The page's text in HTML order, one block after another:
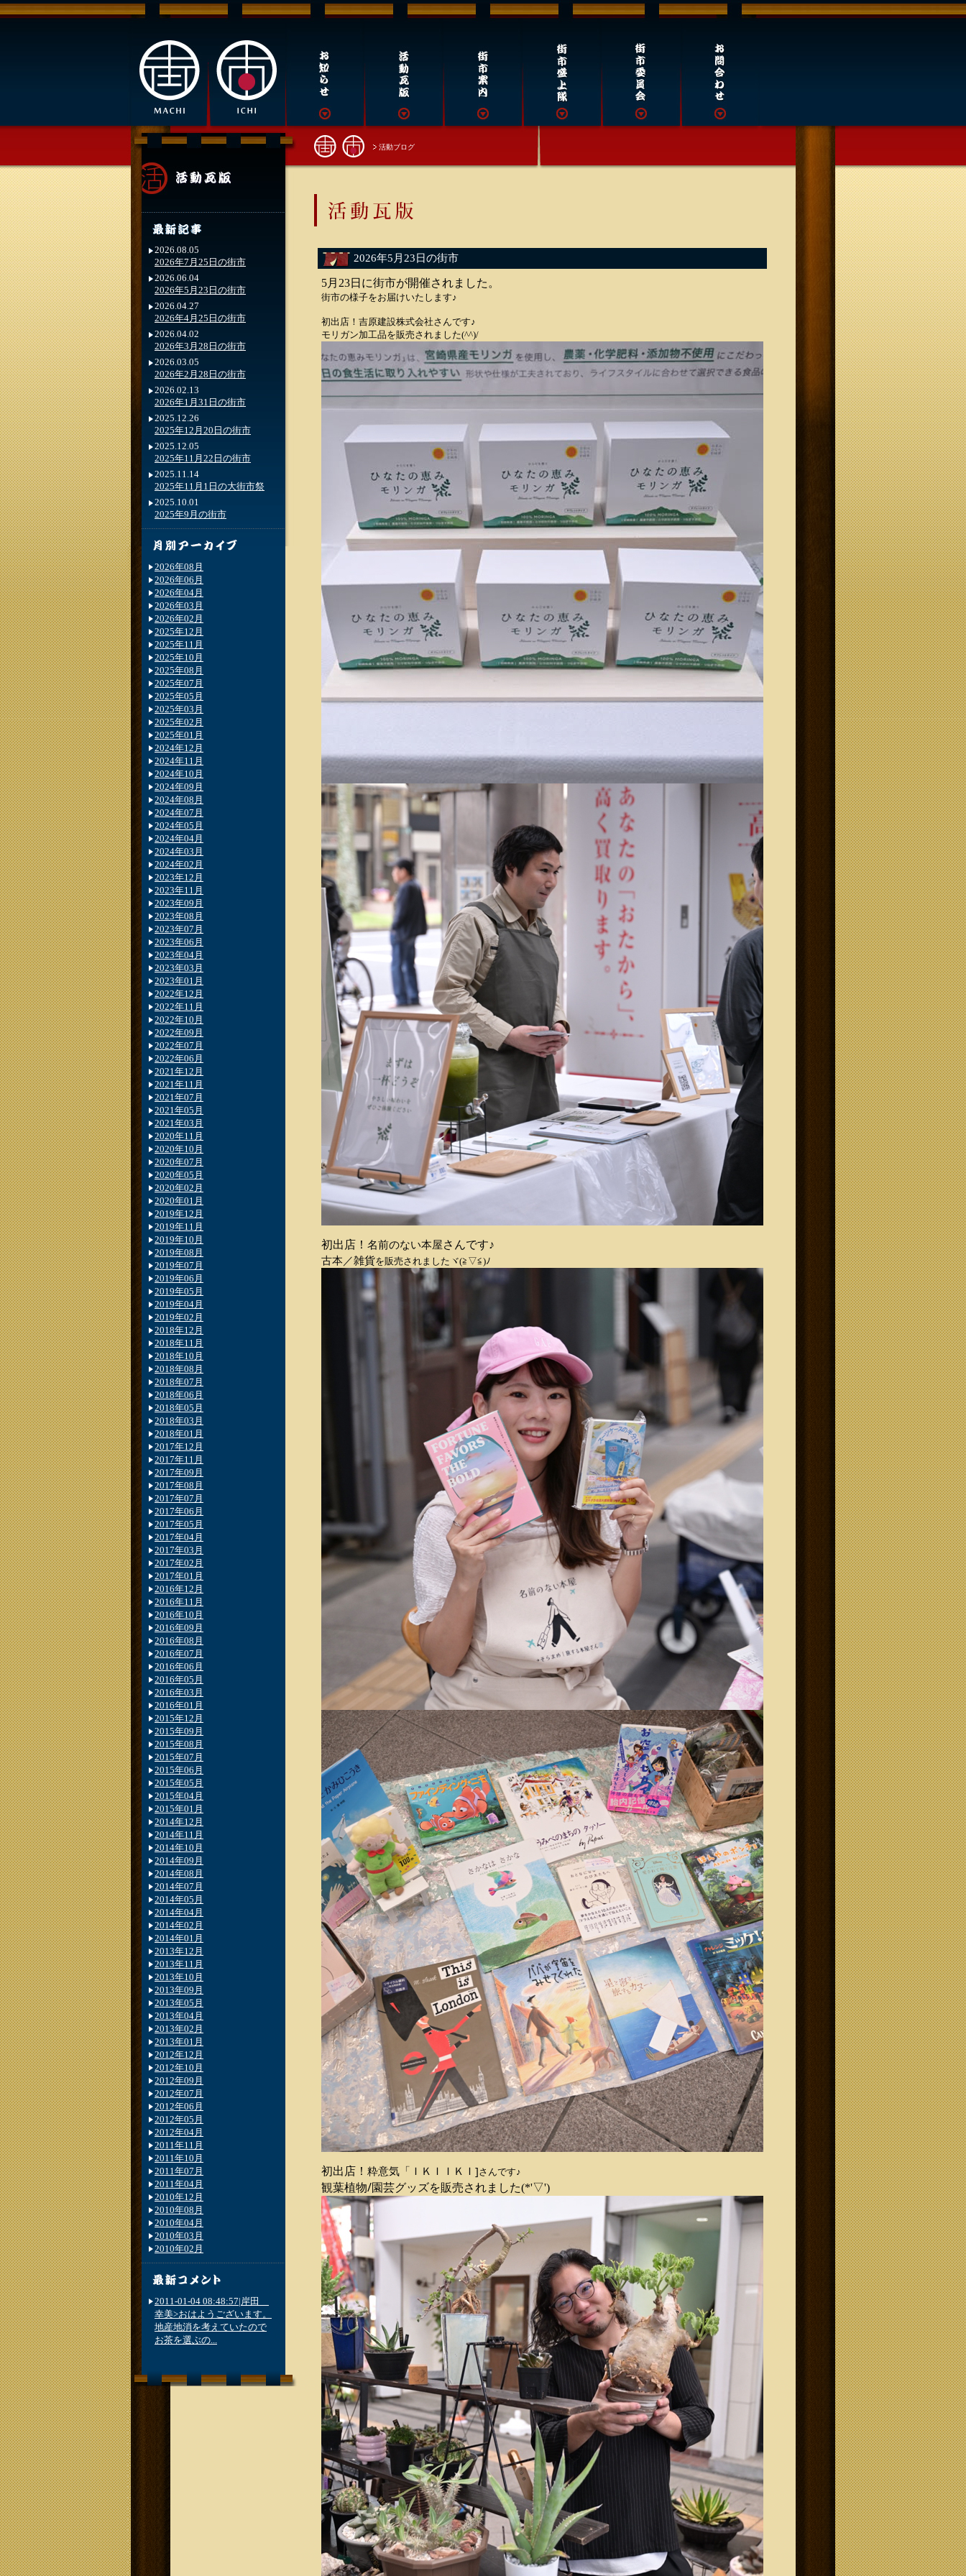
活動ブログ
2026年5月23日の街市
5月23日に街市が開催されました。
街市の様子をお届けいたします♪
初出店！吉原建設株式会社さんです♪
モリガン加工品を販売されました(^^)/
初出店！ 名前のない本屋さんです♪
古本／雑貨を販売されましたヾ(≧▽≦)ﾉ
初出店！ 粋意気「ＩＫＩＩＫＩ]さんです♪
観葉植物/園芸グッズを販売されました(*'▽')
2026.08.05
2026年7月25日の街市
2026.06.04
2026年5月23日の街市
2026.04.27
2026年4月25日の街市
2026.04.02
2026年3月28日の街市
2026.03.05
2026年2月28日の街市
2026.02.13
2026年1月31日の街市
2025.12.26
2025年12月20日の街市
2025.12.05
2025年11月22日の街市
2025.11.14
2025年11月1日の大街市祭
2025.10.01
2025年9月の街市
2026年08月
2026年06月
2026年04月
2026年03月
2026年02月
2025年12月
2025年11月
2025年10月
2025年08月
2025年07月
2025年05月
2025年03月
2025年02月
2025年01月
2024年12月
2024年11月
2024年10月
2024年09月
2024年08月
2024年07月
2024年05月
2024年04月
2024年03月
2024年02月
2023年12月
2023年11月
2023年09月
2023年08月
2023年07月
2023年06月
2023年04月
2023年03月
2023年01月
2022年12月
2022年11月
2022年10月
2022年09月
2022年07月
2022年06月
2021年12月
2021年11月
2021年07月
2021年05月
2021年03月
2020年11月
2020年10月
2020年07月
2020年05月
2020年02月
2020年01月
2019年12月
2019年11月
2019年10月
2019年08月
2019年07月
2019年06月
2019年05月
2019年04月
2019年02月
2018年12月
2018年11月
2018年10月
2018年08月
2018年07月
2018年06月
2018年05月
2018年03月
2018年01月
2017年12月
2017年11月
2017年09月
2017年08月
2017年07月
2017年06月
2017年05月
2017年04月
2017年03月
2017年02月
2017年01月
2016年12月
2016年11月
2016年10月
2016年09月
2016年08月
2016年07月
2016年06月
2016年05月
2016年03月
2016年01月
2015年12月
2015年09月
2015年08月
2015年07月
2015年06月
2015年05月
2015年04月
2015年01月
2014年12月
2014年11月
2014年10月
2014年09月
2014年08月
2014年07月
2014年05月
2014年04月
2014年02月
2014年01月
2013年12月
2013年11月
2013年10月
2013年09月
2013年05月
2013年04月
2013年02月
2013年01月
2012年12月
2012年10月
2012年09月
2012年07月
2012年06月
2012年05月
2012年04月
2011年11月
2011年10月
2011年07月
2011年04月
2010年12月
2010年08月
2010年04月
2010年03月
2010年02月
2011-01-04 08:48:57|岸田
幸美>おはようございます。
地産地消を考えていたので
お茶を選ぶの...